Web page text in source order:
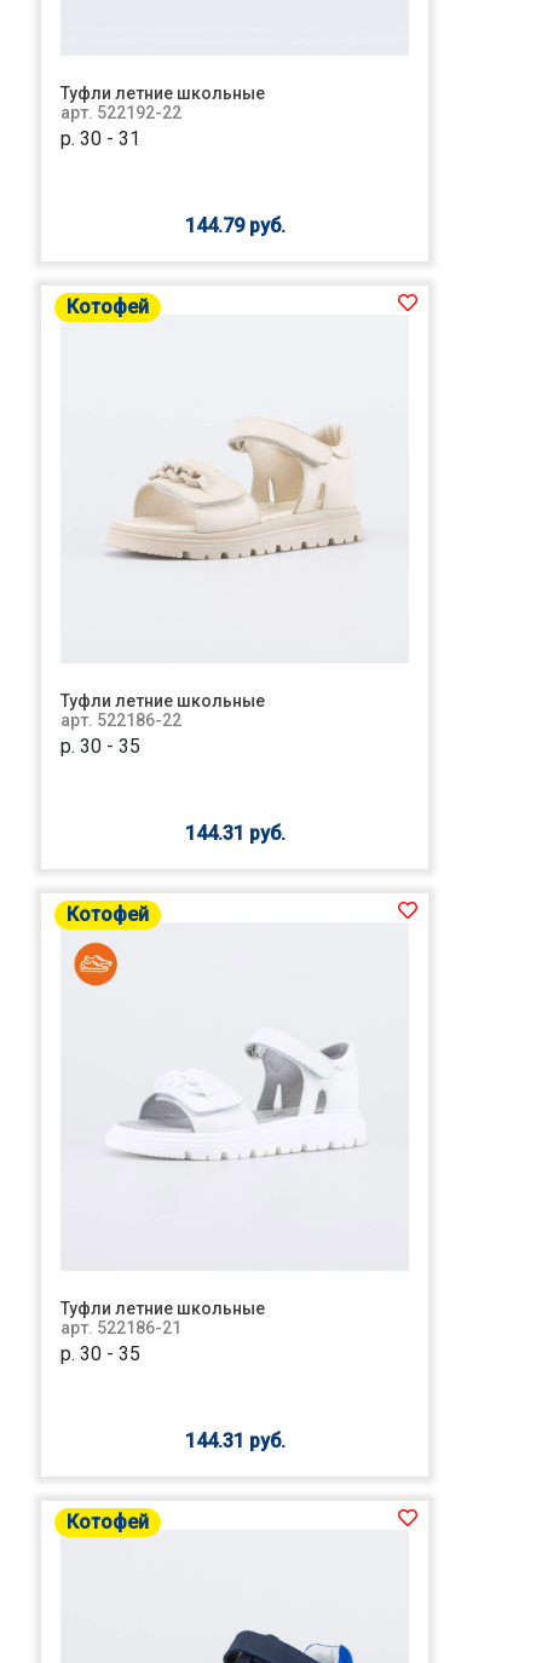
Туфли летние школьные
арт. 522192-22
р. 30 - 31
144.79 руб.
Котофей
Туфли летние школьные
арт. 522186-22
р. 30 - 35
144.31 руб.
Котофей
Туфли летние школьные
арт. 522186-21
р. 30 - 35
144.31 руб.
Котофей